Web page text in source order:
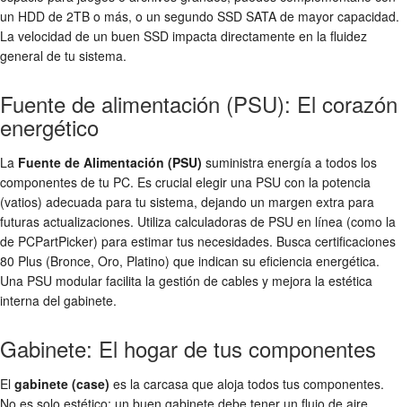
un HDD de 2TB o más, o un segundo SSD SATA de mayor capacidad.
La velocidad de un buen SSD impacta directamente en la fluidez
general de tu sistema.
Fuente de alimentación (PSU): El corazón
energético
La Fuente de Alimentación (PSU) suministra energía a todos los
componentes de tu PC. Es crucial elegir una PSU con la potencia
(vatios) adecuada para tu sistema, dejando un margen extra para
futuras actualizaciones. Utiliza calculadoras de PSU en línea (como la
de PCPartPicker) para estimar tus necesidades. Busca certificaciones
80 Plus (Bronce, Oro, Platino) que indican su eficiencia energética.
Una PSU modular facilita la gestión de cables y mejora la estética
interna del gabinete.
Gabinete: El hogar de tus componentes
El gabinete (case) es la carcasa que aloja todos tus componentes.